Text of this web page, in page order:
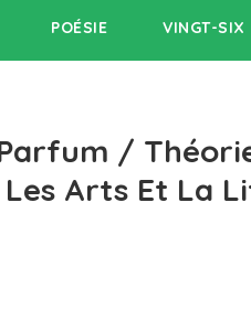
POÉSIE VINGT-SIX
/
Les Arts Et La